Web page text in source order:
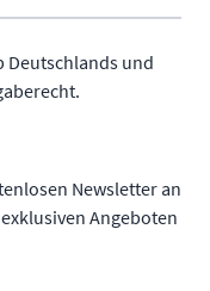
Deutschlands und
Newsletter an
Angeboten